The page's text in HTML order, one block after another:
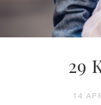
29
14